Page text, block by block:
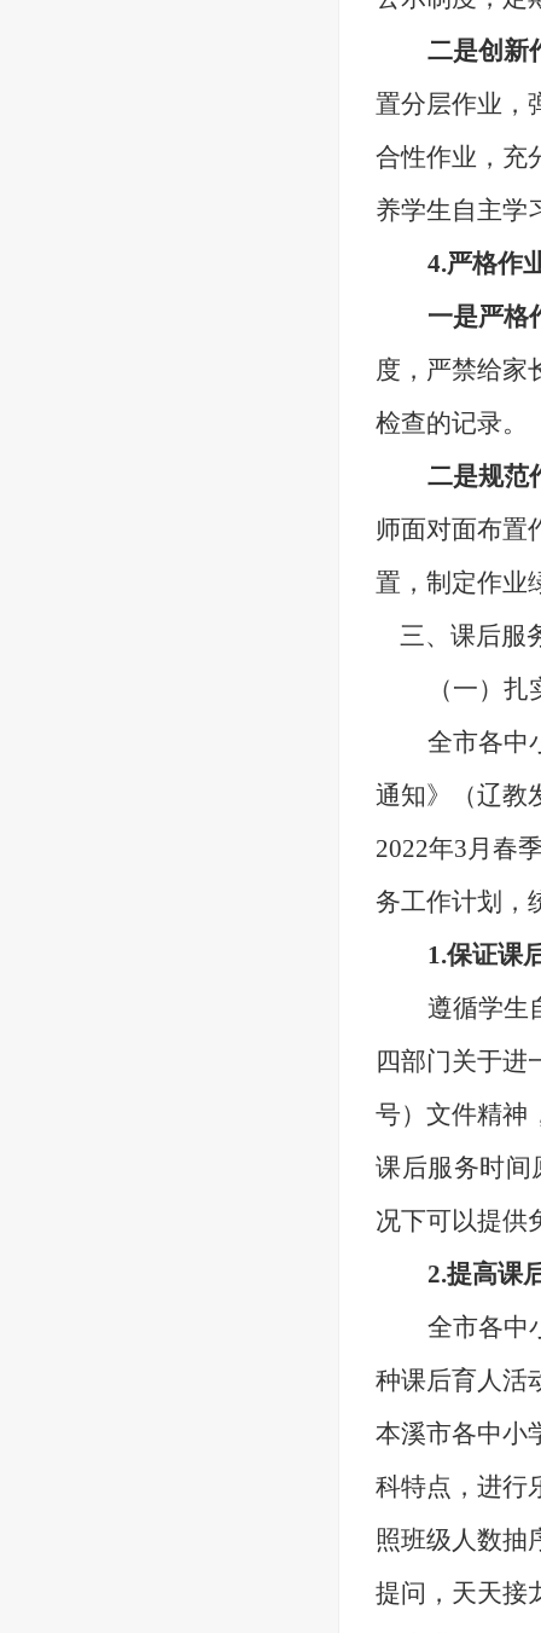
二是创新
置分层作业，
合性作业，充
养学生自主学
4.严格作
一是严格
度 ，严禁给
检查的记录。
二是规范
师面对面布置
置，制定作业
三、 课后服
（一）
全市各中
通知》（辽教
2022年3月春
务工作计划，
1.保证课
遵循学生
四部门关于进
号）文件精神
课后服务时间
况下可以提供
2.提高课
全市各中
种课后育人活
本溪市各中小
科特点，进行
照班级人数抽
提问，天天接